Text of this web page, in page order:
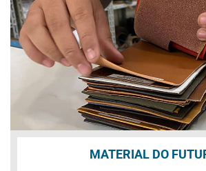
MATERIAL DO